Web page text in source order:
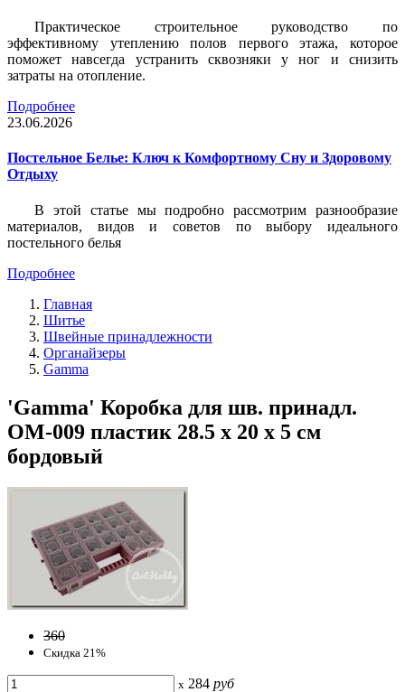
Практическое строительное руководство по
эффективному утеплению полов первого этажа, которое
поможет навсегда устранить сквозняки у ног и снизить
затраты на отопление.
Подробнее
23.06.2026
Постельное Белье: Ключ к Комфортному Сну и Здоровому
Отдыху
В этой статье мы подробно рассмотрим разнообразие
материалов, видов и советов по выбору идеального
постельного белья
Подробнее
Главная
Шитье
Швейные принадлежности
Органайзеры
Gamma
'Gamma' Коробка для шв. принадл.
OM-009 пластик 28.5 x 20 x 5 см
бордовый
360
Скидка 21%
x 284 руб